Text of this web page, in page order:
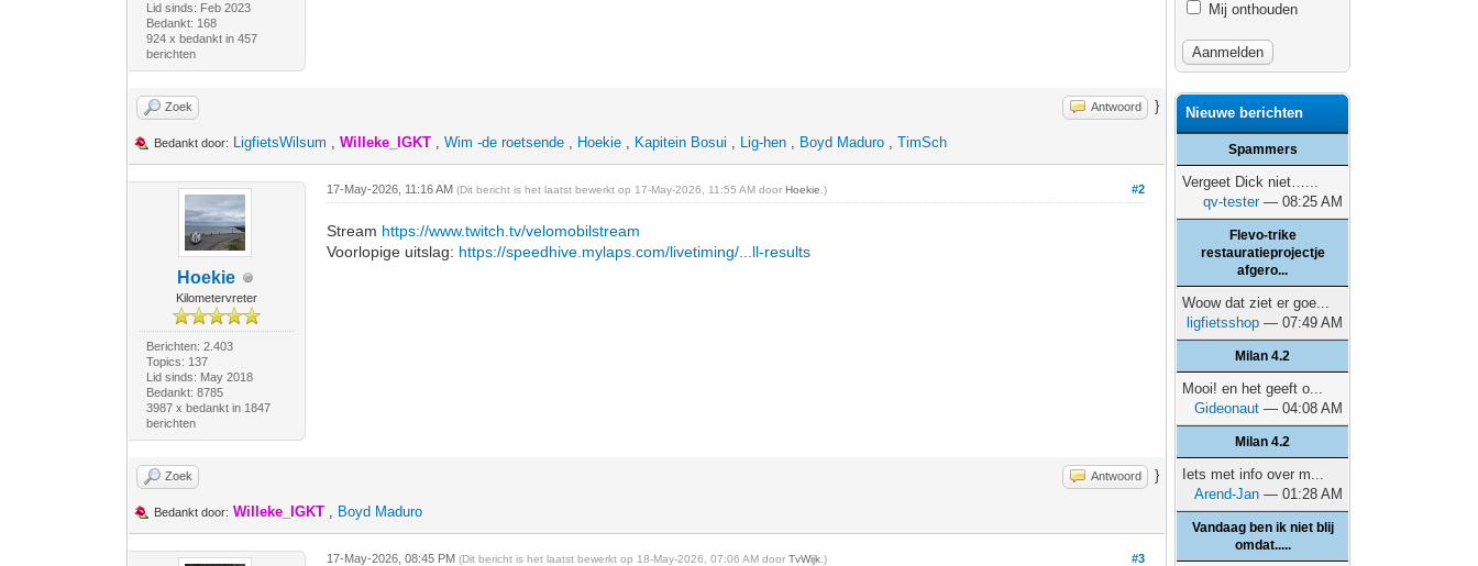
Lid sinds: Feb 2023
Bedankt: 168
924 x bedankt in 457
berichten
Zoek Antwoord }
Bedankt door: LigfietsWilsum ,Willeke_IGKT ,Wim -de roetsende , Hoekie , Kapitein Bosui , Lig-hen , Boyd Maduro ,TimSch
Hoekie
Kilometervreter
Berichten: 2.403
Topics: 137
Lid sinds: May 2018
Bedankt: 8785
3987 x bedankt in 1847
berichten
#2
17-May-2026, 11:16 AM(Dit bericht is het laatst bewerkt op 17-May-2026, 11:55 AM doorHoekie .)
Stream https://www.twitch.tv/velomobilstream
Voorlopige uitslag: https://speedhive.mylaps.com/livetiming/...ll-results
Zoek Antwoord }
Bedankt door: Willeke_IGKT , Boyd Maduro
#3
17-May-2026, 08:45 PM(Dit bericht is het laatst bewerkt op 18-May-2026, 07:06 AM doorTvWijk .)
Mij onthouden
Nieuwe berichten
Spammers
Vergeet Dick niet…...
qv-tester— 08:25 AM
Flevo-trike
restauratieprojectje
afgero...
Woow dat ziet er goe...
ligfietsshop — 07:49 AM
Milan 4.2
Mooi! en het geeft o...
Gideonaut — 04:08 AM
Milan 4.2
Iets met info over m...
Arend-Jan — 01:28 AM
Vandaag ben ik niet blij
omdat.....